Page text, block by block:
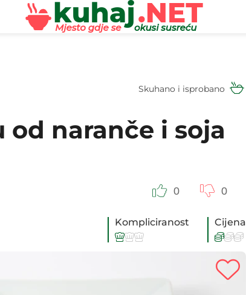
Skuhano i isprobano
od naranče i soja
0 0
Kompliciranost



Cijena


